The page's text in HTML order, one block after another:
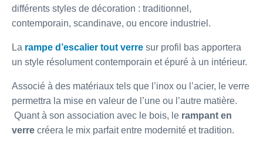
différents styles de décoration : traditionnel,
contemporain, scandinave, ou encore industriel.
La rampe d’escalier tout verre sur profil bas apportera
un style résolument contemporain et épuré à un intérieur.
Associé à des matériaux tels que l’inox ou l’acier, le verre
permettra la mise en valeur de l’une ou l’autre matière.
Quant à son association avec le bois, le rampant en
verre créera le mix parfait entre modernité et tradition.